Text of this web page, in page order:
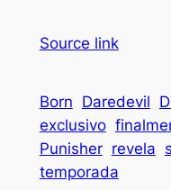
Source link
Born Daredevil
exclusivo
Punisher revela
temporada